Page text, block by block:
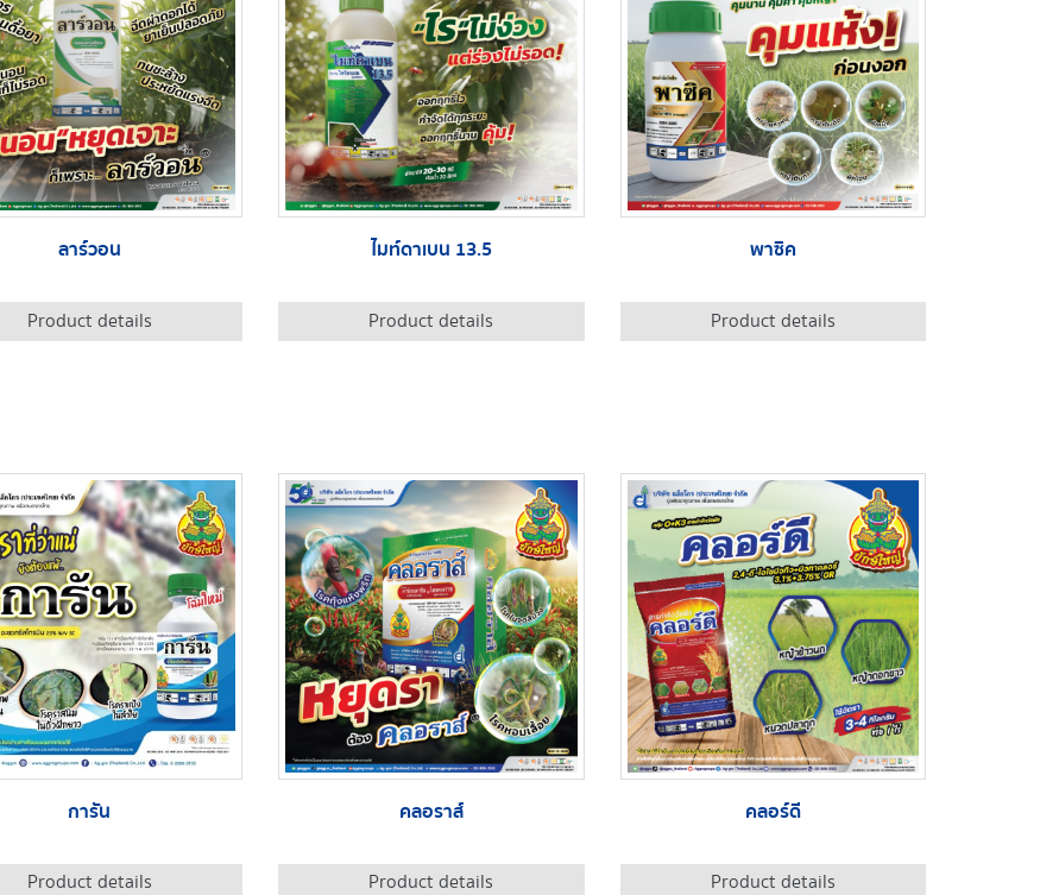
ลาร์วอน
Product details
ไมท์ดาเบน 13.5
Product details
พาซิค
Product details
การัน
Product details
คลอราส์
Product details
คลอร์ดี
Product details